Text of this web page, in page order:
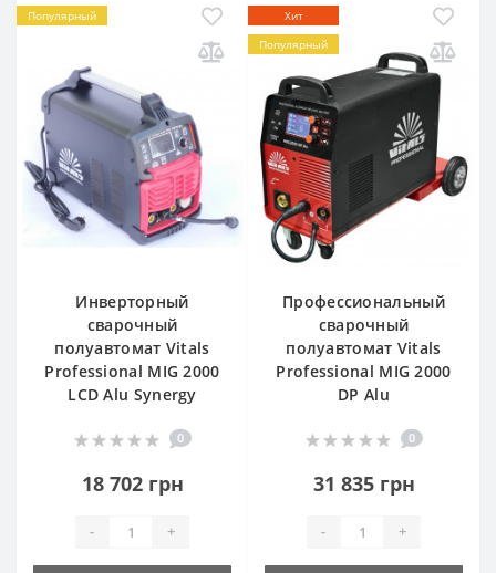
Популярный
Инверторный
сварочный
полуавтомат Vitals
Professional MIG 2000
LCD Alu Synergy
0
18 702 грн
- +
Хит
Популярный
Профессиональный
сварочный
полуавтомат Vitals
Professional MIG 2000
DP Alu
0
31 835 грн
- +